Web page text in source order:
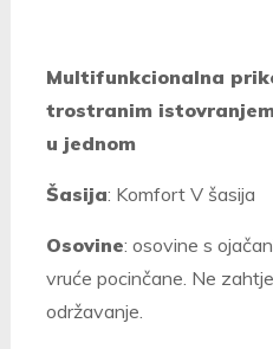
Multifunkcionalna
trostranim
u jednom
Šasija: Komfort V šasija
Osovine: osovine s
vruće pocinčane. Ne
održavanje.